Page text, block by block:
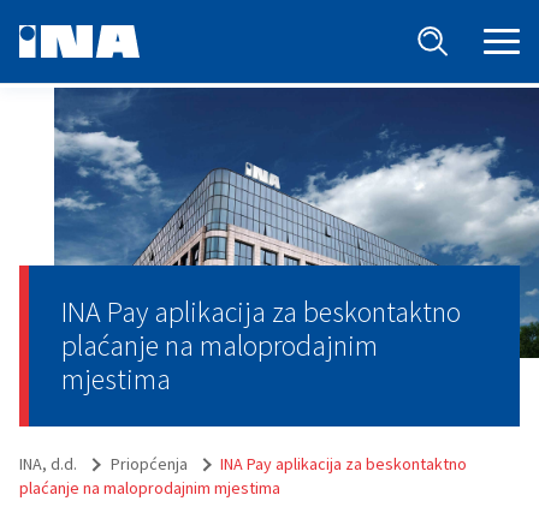
INA Pay aplikacija za beskontaktno
plaćanje na maloprodajnim
mjestima
INA, d.d. Priopćenja
INA Pay aplikacija za beskontaktno
plaćanje na maloprodajnim mjestima